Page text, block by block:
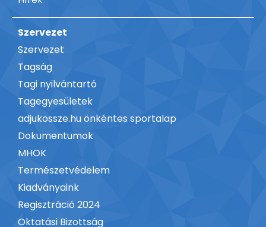
Szervezet
Szervezet
Tagság
Tagi nyilvántartó
Tagegyesületek
adjukossze.hu önkéntes sportalap
Dokumentumok
MHOK
Természetvédelem
Kiadványaink
Regisztráció 2024
Oktatási Bizottság